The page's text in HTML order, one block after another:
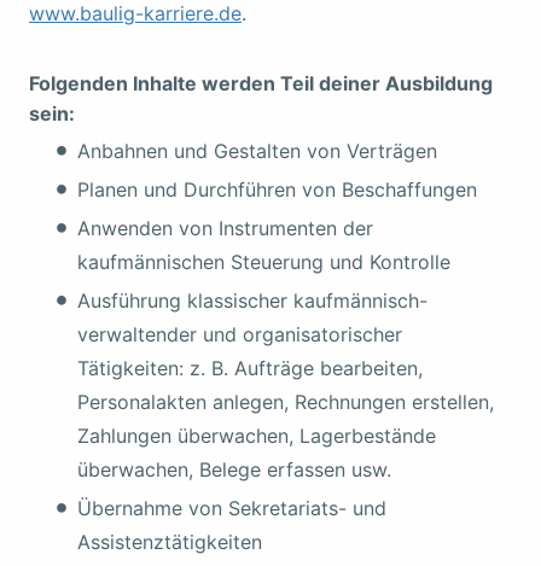
www.baulig-karriere.de.
Folgenden Inhalte werden Teil deiner Ausbildung
sein:
Anbahnen und Gestalten von Verträgen
Planen und Durchführen von Beschaffungen
Anwenden von Instrumenten der
kaufmännischen Steuerung und Kontrolle
Ausführung klassischer kaufmännisch-
verwaltender und organisatorischer
Tätigkeiten: z. B. Aufträge bearbeiten,
Personalakten anlegen, Rechnungen erstellen,
Zahlungen überwachen, Lagerbestände
überwachen, Belege erfassen usw.
Übernahme von Sekretariats- und
Assistenztätigkeiten